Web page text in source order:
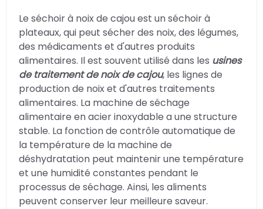
Le séchoir à noix de cajou est un séchoir à
plateaux, qui peut sécher des noix, des légumes,
des médicaments et d'autres produits
alimentaires. Il est souvent utilisé dans les usines
de traitement de noix de cajou, les lignes de
production de noix et d'autres traitements
alimentaires. La machine de séchage
alimentaire en acier inoxydable a une structure
stable. La fonction de contrôle automatique de
la température de la machine de
déshydratation peut maintenir une température
et une humidité constantes pendant le
processus de séchage. Ainsi, les aliments
peuvent conserver leur meilleure saveur.